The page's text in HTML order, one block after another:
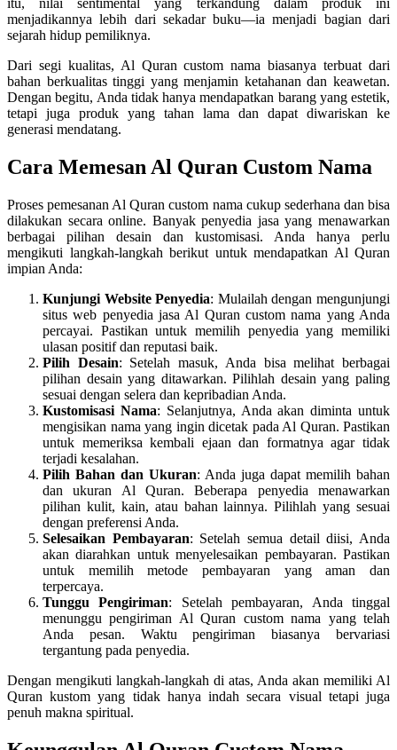
itu, nilai sentimental yang terkandung dalam produk ini
menjadikannya lebih dari sekadar buku—ia menjadi bagian dari
sejarah hidup pemiliknya.
Dari segi kualitas, Al Quran custom nama biasanya terbuat dari
bahan berkualitas tinggi yang menjamin ketahanan dan keawetan.
Dengan begitu, Anda tidak hanya mendapatkan barang yang estetik,
tetapi juga produk yang tahan lama dan dapat diwariskan ke
generasi mendatang.
Cara Memesan Al Quran Custom Nama
Proses pemesanan Al Quran custom nama cukup sederhana dan bisa
dilakukan secara online. Banyak penyedia jasa yang menawarkan
berbagai pilihan desain dan kustomisasi. Anda hanya perlu
mengikuti langkah-langkah berikut untuk mendapatkan Al Quran
impian Anda:
Kunjungi Website Penyedia: Mulailah dengan mengunjungi
situs web penyedia jasa Al Quran custom nama yang Anda
percayai. Pastikan untuk memilih penyedia yang memiliki
ulasan positif dan reputasi baik.
Pilih Desain: Setelah masuk, Anda bisa melihat berbagai
pilihan desain yang ditawarkan. Pilihlah desain yang paling
sesuai dengan selera dan kepribadian Anda.
Kustomisasi Nama: Selanjutnya, Anda akan diminta untuk
mengisikan nama yang ingin dicetak pada Al Quran. Pastikan
untuk memeriksa kembali ejaan dan formatnya agar tidak
terjadi kesalahan.
Pilih Bahan dan Ukuran: Anda juga dapat memilih bahan
dan ukuran Al Quran. Beberapa penyedia menawarkan
pilihan kulit, kain, atau bahan lainnya. Pilihlah yang sesuai
dengan preferensi Anda.
Selesaikan Pembayaran: Setelah semua detail diisi, Anda
akan diarahkan untuk menyelesaikan pembayaran. Pastikan
untuk memilih metode pembayaran yang aman dan
terpercaya.
Tunggu Pengiriman: Setelah pembayaran, Anda tinggal
menunggu pengiriman Al Quran custom nama yang telah
Anda pesan. Waktu pengiriman biasanya bervariasi
tergantung pada penyedia.
Dengan mengikuti langkah-langkah di atas, Anda akan memiliki Al
Quran kustom yang tidak hanya indah secara visual tetapi juga
penuh makna spiritual.